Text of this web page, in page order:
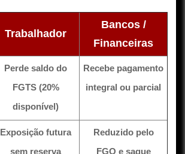
Trabalhador
Bancos /
Financeiras
Perde saldo do
FGTS (20%
disponível)
Recebe pagamento
integral ou parcial
Exposição futura
sem reserva
Reduzido pelo
FGO e saque